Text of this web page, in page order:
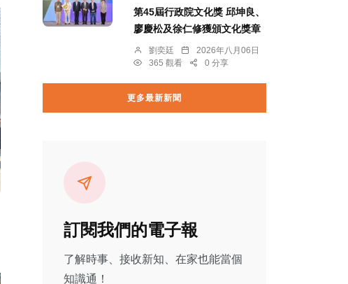
第45屆行政院文化獎 邱坤良、
廖慶松及徐仁修獲頒文化獎章
劉奕廷
2026年八月06日
365 觀看
0 分享
更多最新新聞
訂閱我們的電子報
了解時事、接收新知、在家也能當個
知識通！